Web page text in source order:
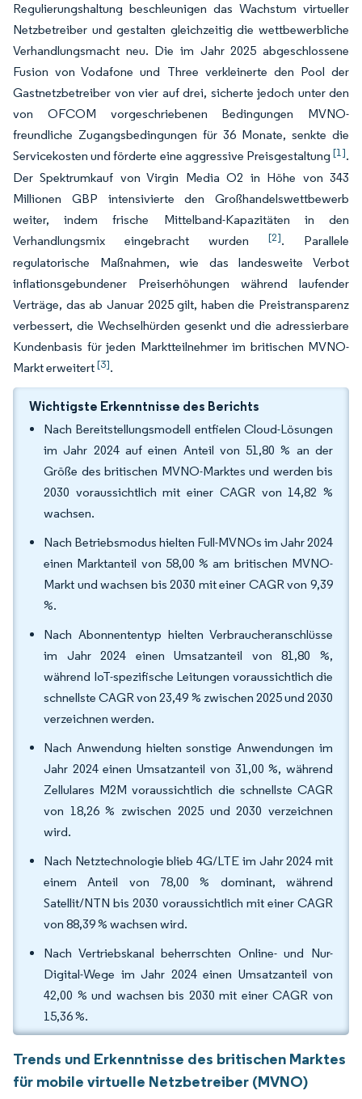
Regulierungshaltung beschleunigen das Wachstum virtueller
Netzbetreiber und gestalten gleichzeitig die wettbewerbliche
Verhandlungsmacht neu. Die im Jahr 2025 abgeschlossene
Fusion von Vodafone und Three verkleinerte den Pool der
Gastnetzbetreiber von vier auf drei, sicherte jedoch unter den
von OFCOM vorgeschriebenen Bedingungen MVNO-
freundliche Zugangsbedingungen für 36 Monate, senkte die
Servicekosten und förderte eine aggressive Preisgestaltung [1].
Der Spektrumkauf von Virgin Media O2 in Höhe von 343
Millionen GBP intensivierte den Großhandelswettbewerb
weiter, indem frische Mittelband-Kapazitäten in den
Verhandlungsmix eingebracht wurden [2]. Parallele
regulatorische Maßnahmen, wie das landesweite Verbot
inflationsgebundener Preiserhöhungen während laufender
Verträge, das ab Januar 2025 gilt, haben die Preistransparenz
verbessert, die Wechselhürden gesenkt und die adressierbare
Kundenbasis für jeden Marktteilnehmer im britischen MVNO-
Markt erweitert[3].
Wichtigste Erkenntnisse des Berichts
Nach Bereitstellungsmodell entfielen Cloud-Lösungen
im Jahr 2024 auf einen Anteil von 51,80 % an der
Größe des britischen MVNO-Marktes und werden bis
2030 voraussichtlich mit einer CAGR von 14,82 %
wachsen.
Nach Betriebsmodus hielten Full-MVNOs im Jahr 2024
einen Marktanteil von 58,00 % am britischen MVNO-
Markt und wachsen bis 2030 mit einer CAGR von 9,39
%.
Nach Abonnententyp hielten Verbraucheranschlüsse
im Jahr 2024 einen Umsatzanteil von 81,80 %,
während IoT-spezifische Leitungen voraussichtlich die
schnellste CAGR von 23,49 % zwischen 2025 und 2030
verzeichnen werden.
Nach Anwendung hielten sonstige Anwendungen im
Jahr 2024 einen Umsatzanteil von 31,00 %, während
Zellulares M2M voraussichtlich die schnellste CAGR
von 18,26 % zwischen 2025 und 2030 verzeichnen
wird.
Nach Netztechnologie blieb 4G/LTE im Jahr 2024 mit
einem Anteil von 78,00 % dominant, während
Satellit/NTN bis 2030 voraussichtlich mit einer CAGR
von 88,39 % wachsen wird.
Nach Vertriebskanal beherrschten Online- und Nur-
Digital-Wege im Jahr 2024 einen Umsatzanteil von
42,00 % und wachsen bis 2030 mit einer CAGR von
15,36 %.
Trends und Erkenntnisse des britischen Marktes
für mobile virtuelle Netzbetreiber (MVNO)